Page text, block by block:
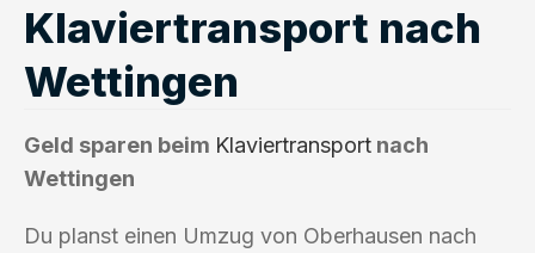
Klaviertransport nach
Wettingen
Geld sparen beim Klaviertransport nach
Wettingen
Du planst einen Umzug von Oberhausen nach